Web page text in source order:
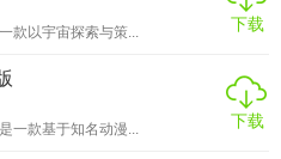
款以宇宙探索与策...
下载
一款基于知名动漫...
下载